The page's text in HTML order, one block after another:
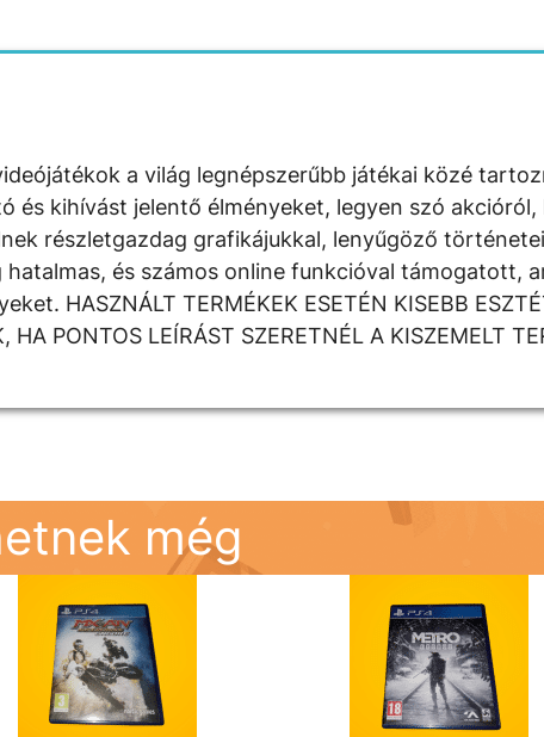
a világ legnépszerűbb játékai közé
és kihívást jelentő élményeket, legyen szó
részletgazdag grafikájukkal, lenyűgöző
és számos online funkcióval támogatott,
HASZNÁLT TERMÉKEK ESETÉN KISEBB
HA PONTOS LEÍRÁST SZERETNÉL A KISZEMELT
még